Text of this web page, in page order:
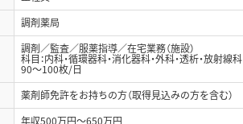
調剤薬局
調剤／監査／服薬指導／在宅業務（施設）
科目：内科・循環器科・消化器科・外科・透析・放射線科
90～100枚/日
薬剤師免許をお持ちの方（取得見込みの方を含む）
年収500万円～650万円